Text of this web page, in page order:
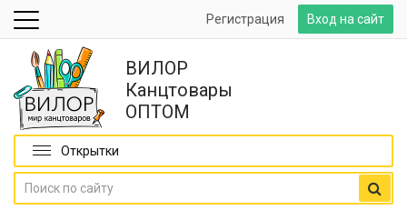
Вход на сайт
Регистрация
ВИЛОР
Канцтовары
ОПТОМ
Открытки